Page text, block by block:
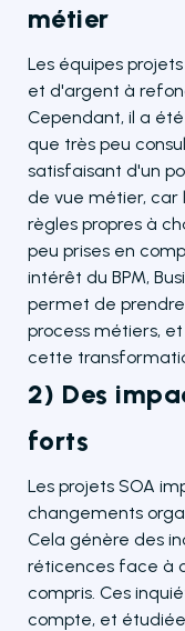
métier
Les équipes
et d'argent à
Cependant, il a
que très peu
satisfaisant d'un
de vue métier, car
règles propres à
peu prises en
intérêt du BPM,
permet de
process métiers,
cette
2) Des
forts
Les projets SOA
changements
Cela génère des
réticences face à
compris. Ces
compte, et